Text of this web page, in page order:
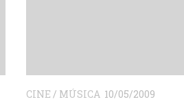
CINE / MÚSICA 10/05/2009